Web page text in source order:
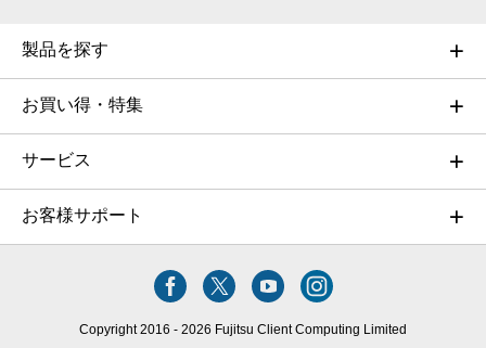
製品を探す
お買い得・特集
サービス
お客様サポート
Copyright 2016 - 2026 Fujitsu Client Computing Limited